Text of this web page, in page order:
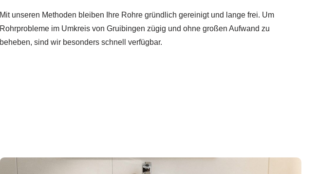
Mit unseren Methoden bleiben Ihre Rohre gründlich gereinigt und lange frei. Um
Rohrprobleme im Umkreis von Gruibingen zügig und ohne großen Aufwand zu
beheben, sind wir besonders schnell verfügbar.